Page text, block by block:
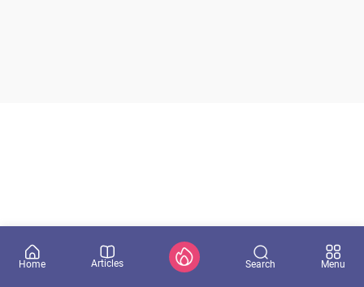
Home Articles Search Menu